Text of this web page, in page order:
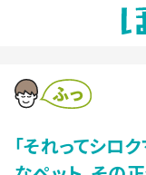
「それってシロ